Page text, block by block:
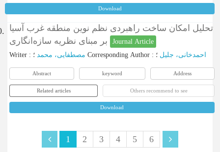
Download
تحلیل امکان ساخت راهبردی نظم نوین منطقه غرب آسیا
Journal Article
Writer : مصطفایی، محمد Corresponding Author : احمدخانی، جلیل ؛
Abstract keyword Address
Related articles Others recommend to see
Download
1 2 3 4 5 6